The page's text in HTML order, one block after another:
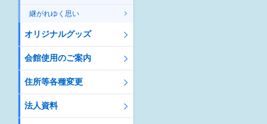
継がれゆく思い
オリジナルグッズ
会館使用のご案内
住所等各種変更
法人資料